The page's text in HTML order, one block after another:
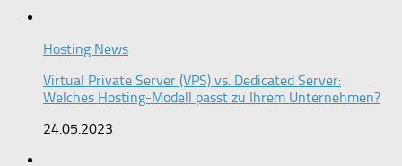
Hosting News
Virtual Private Server (VPS) vs. Dedicated Server:
Welches Hosting-Modell passt zu Ihrem Unternehmen?
24.05.2023